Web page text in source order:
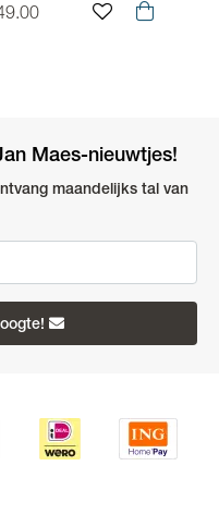
Maes-nieuwtjes!
maandelijks tal van